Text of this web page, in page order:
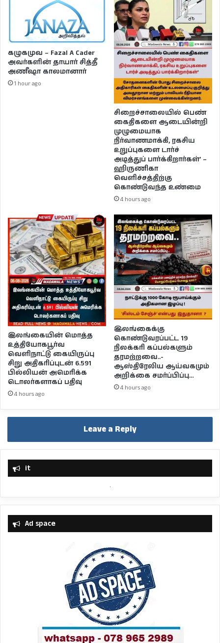
கழுகமுவ – Fazal A Cader
அவர்களின் தாயார் சித்தீ
அணீஷா காலமானார்
1 hour ago
சிறைச்சாலையில் பெண்
கைதிகளை ஆடையின்றி
முழுமையாக
நிர்வாணமாக்கி, ரகசிய
உறுப்புகளை டார்ச்
அடித்துப் பார்க்கிறார்கள்’ –
ஹிருணிகா
வெளிச்சத்திற்கு
கொண்டுவந்த உண்மை
4 hours ago
இலங்கையின் மொத்த
உத்தியோகபூர்வ
வெளிநாட்டு கையிருப்பு
சிறு அதிகரிப்புடன் 6.591
பில்லியன் அமெரிக்க
டொலர்களாகப் பதிவு
4 hours ago
இலங்கைக்கு
கொண்டுவரப்பட்ட 19
நிலக்கரி கப்பல்களும்
தரமற்றவை..-
ஆஸ்திரேலிய ஆய்வகமும்
அறிக்கை சமர்ப்பிப்பு…
4 hours ago
Leave a Reply
it
Ad space